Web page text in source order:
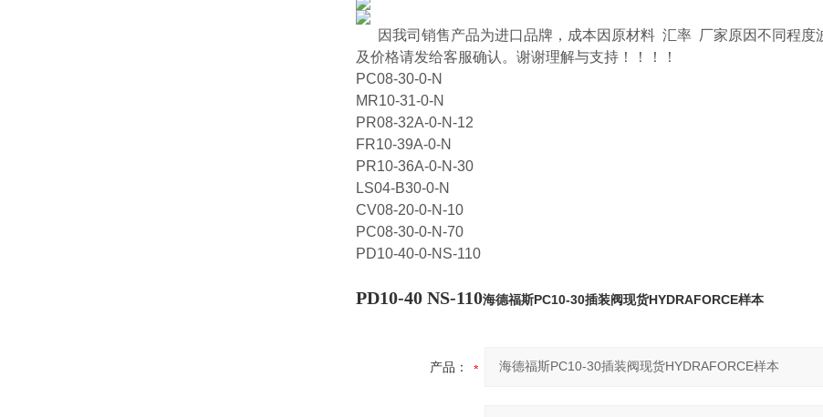
因我司销售产品为进口品牌，成本因原材料 汇率 厂家原因不同程
及价格请发给客服确认。谢谢理解与支持！！！！
PC08-30-0-N
MR10-31-0-N
PR08-32A-0-N-12
FR10-39A-0-N
PR10-36A-0-N-30
LS04-B30-0-N
CV08-20-0-N-10
PC08-30-0-N-70
PD10-40-0-NS-110
PD10-40 NS-110海德福斯PC10-30插装阀现货HYDRAFORCE样本
产品：